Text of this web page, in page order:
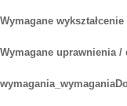
Wymagane
Wymagane uprawnienia